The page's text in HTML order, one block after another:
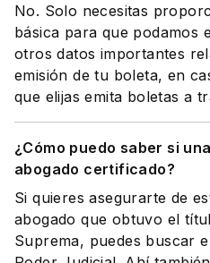
No. Solo necesitas
básica para que podamos
otros datos importantes
emisión de tu boleta, en
que elijas emita boletas a
¿Cómo puedo saber si
abogado certificado?
Si quieres asegurarte de
abogado que obtuvo el
Suprema, puedes buscar